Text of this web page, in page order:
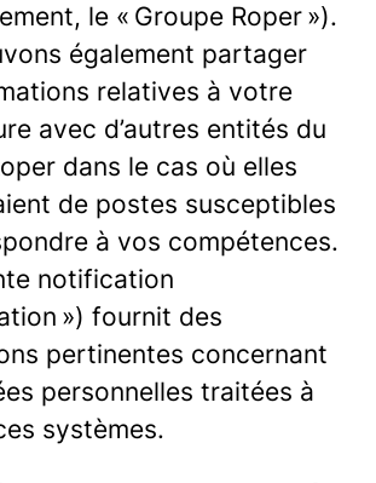
le « Groupe Roper »).
également partager
relatives à votre
avec d’autres entités du
dans le cas où elles
de postes susceptibles
à vos compétences.
notification
») fournit des
pertinentes concernant
personnelles traitées à
systèmes.